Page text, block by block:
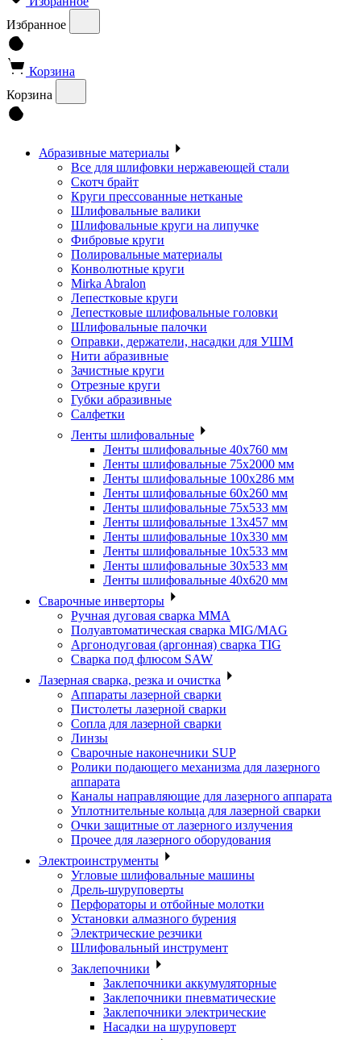
Избранное
Корзина
Корзина
Абразивные материалы
Все для шлифовки нержавеющей стали
Скотч брайт
Круги прессованные нетканые
Шлифовальные валики
Шлифовальные круги на липучке
Фибровые круги
Полировальные материалы
Конволютные круги
Mirka Abralon
Лепестковые круги
Лепестковые шлифовальные головки
Шлифовальные палочки
Оправки, держатели, насадки для УШМ
Нити абразивные
Зачистные круги
Отрезные круги
Губки абразивные
Салфетки
Ленты шлифовальные
Ленты шлифовальные 40х760 мм
Ленты шлифовальные 75х2000 мм
Ленты шлифовальные 100х286 мм
Ленты шлифовальные 60х260 мм
Ленты шлифовальные 75х533 мм
Ленты шлифовальные 13х457 мм
Ленты шлифовальные 10х330 мм
Ленты шлифовальные 10х533 мм
Ленты шлифовальные 30х533 мм
Ленты шлифовальные 40х620 мм
Сварочные инверторы
Ручная дуговая сварка MMA
Полуавтоматическая сварка MIG/MAG
Аргонодуговая (аргонная) сварка TIG
Сварка под флюсом SAW
Лазерная сварка, резка и очистка
Аппараты лазерной сварки
Пистолеты лазерной сварки
Сопла для лазерной сварки
Линзы
Сварочные наконечники SUP
Ролики подающего механизма для лазерного
аппарата
Каналы направляющие для лазерного аппарата
Уплотнительные кольца для лазерной сварки
Очки защитные от лазерного излучения
Прочее для лазерного оборудования
Электроинструменты
Угловые шлифовальные машины
Дрель-шуруповерты
Перфораторы и отбойные молотки
Установки алмазного бурения
Электрические резчики
Шлифовальный инструмент
Заклепочники
Заклепочники аккумуляторные
Заклепочники пневматические
Заклепочники электрические
Насадки на шуруповерт